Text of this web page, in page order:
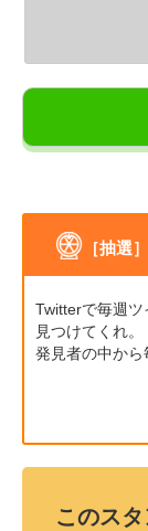
［抽選
Twitterで毎週
見つけてくれ。
発見者の中から
このス